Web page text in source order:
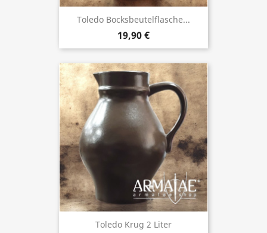
Toledo Bocksbeutelflasche...
19,90 €
Toledo Krug 2 Liter